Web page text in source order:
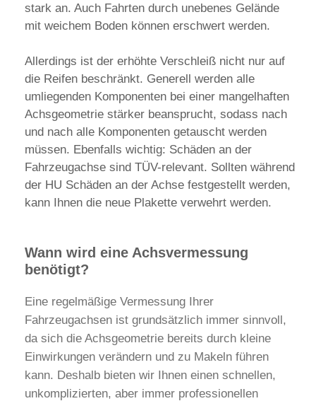
stark an. Auch Fahrten durch unebenes Gelände
mit weichem Boden können erschwert werden.
Allerdings ist der erhöhte Verschleiß nicht nur auf
die Reifen beschränkt. Generell werden alle
umliegenden Komponenten bei einer mangelhaften
Achsgeometrie stärker beansprucht, sodass nach
und nach alle Komponenten getauscht werden
müssen. Ebenfalls wichtig: Schäden an der
Fahrzeugachse sind TÜV-relevant. Sollten während
der HU Schäden an der Achse festgestellt werden,
kann Ihnen die neue Plakette verwehrt werden.
Wann wird eine Achsvermessung
benötigt?
Eine regelmäßige Vermessung Ihrer
Fahrzeugachsen ist grundsätzlich immer sinnvoll,
da sich die Achsgeometrie bereits durch kleine
Einwirkungen verändern und zu Makeln führen
kann. Deshalb bieten wir Ihnen einen schnellen,
unkomplizierten, aber immer professionellen